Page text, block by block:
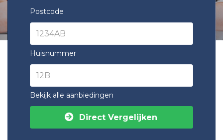
Postcode
Huisnummer
Bekijk alle aanbiedingen
Direct Vergelijken